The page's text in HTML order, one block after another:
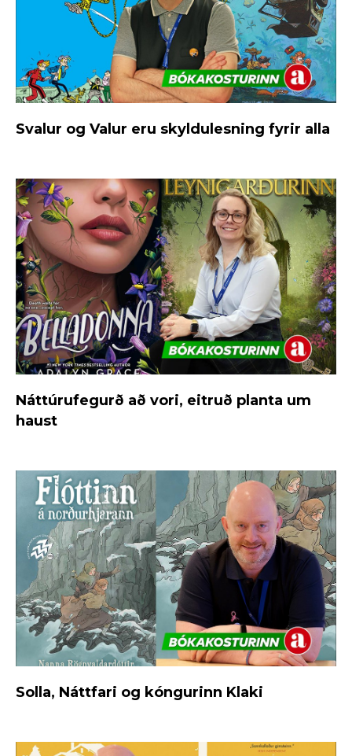
Svalur og Valur eru skyldulesning fyrir alla
Náttúrufegurð að vori, eitruð planta um
haust
Solla, Náttfari og kóngurinn Klaki